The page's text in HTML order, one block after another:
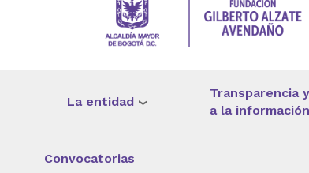
La entidad
Transparencia
a la
Convocatorias